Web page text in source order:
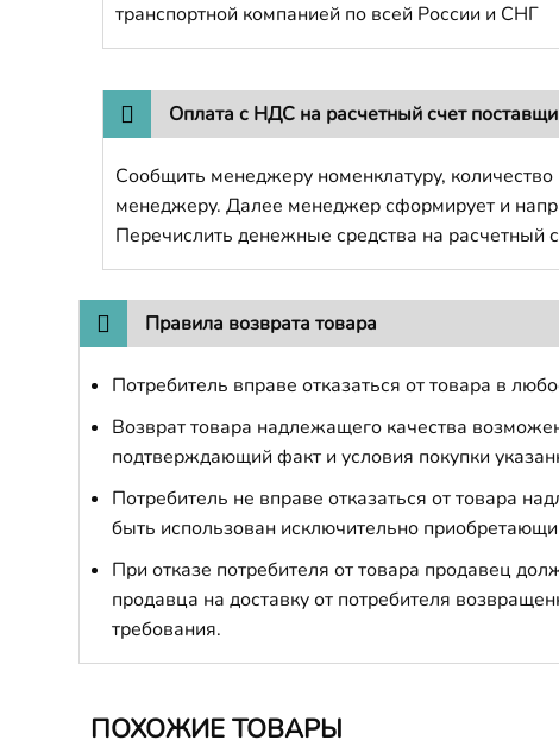
транспортной компанией по всей России и СНГ
Оплата с НДС на расчетный счет
Сообщить менеджеру номенклатуру,
менеджеру. Далее менеджер сформирует и
Перечислить денежные средства на расчетный
Правила возврата товара
Потребитель вправе отказаться от товара в
Возврат товара надлежащего качества
подтверждающий факт и условия покупки
Потребитель не вправе отказаться от товара
быть использован исключительно
При отказе потребителя от товара продавец
продавца на доставку от потребителя
требования.
ПОХОЖИЕ ТОВАРЫ